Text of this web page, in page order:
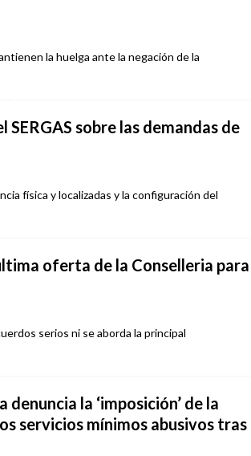
la huelga ante la negación de la
SERGAS sobre las demandas de
física y localizadas y la configuración del
oferta de la Conselleria para
serios ni se aborda la principal
denuncia la ‘imposición’ de la
servicios mínimos abusivos tras